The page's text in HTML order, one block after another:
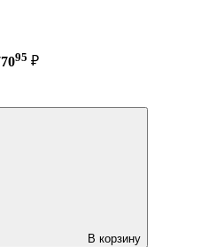
95 ₽
В корзину